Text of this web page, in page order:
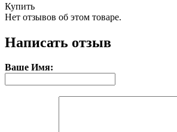
Купить
Нет отзывов об этом товаре.
Написать отзыв
Ваше Имя: